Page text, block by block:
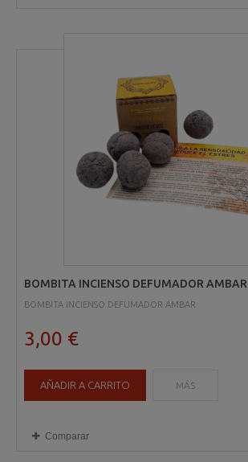
BOMBITA INCIENSO DEFUMADOR AMBAR
BOMBITA INCIENSO DEFUMADOR AMBAR
3,00 €
AÑADIR A CARRITO MÁS
Comparar